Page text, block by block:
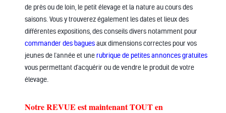
de près ou de loin, le petit élevage et la nature au cours des
saisons. Vous y trouverez également les dates et lieux des
différentes expositions, des conseils divers notamment pour
commander des baguesaux dimensions correctes pour vos
jeunes de l'année et unerubrique de petites annonces gratuites
vous permettant d'acquérir ou de vendre le produit de votre
élevage
Notre REVUE est maintenant TOUT en